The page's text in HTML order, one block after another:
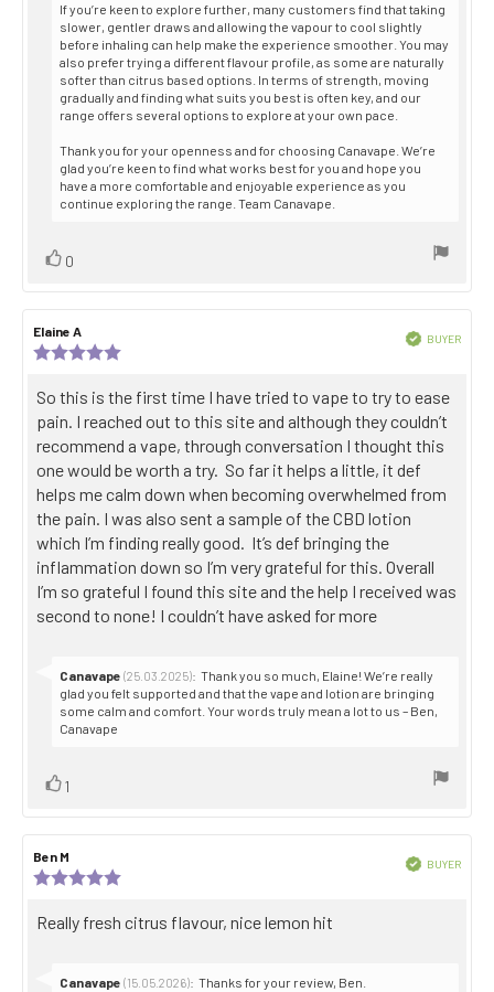
If you’re keen to explore further, many customers find that taking
slower, gentler draws and allowing the vapour to cool slightly
before inhaling can help make the experience smoother. You may
also prefer trying a different flavour profile, as some are naturally
softer than citrus based options. In terms of strength, moving
gradually and finding what suits you best is often key, and our
range offers several options to explore at your own pace.
Thank you for your openness and for choosing Canavape. We’re
glad you’re keen to find what works best for you and hope you
have a more comfortable and enjoyable experience as you
continue exploring the range. Team Canavape.
Vote
0
Review
author:
Elaine A
date:
out
of
5
stars
VerifiedBUYER
Review
text:
So this is the first time I have tried to vape to try to ease
pain. I reached out to this site and although they couldn’t
recommend a vape, through conversation I thought this
one would be worth a try. So far it helps a little, it def
helps me calm down when becoming overwhelmed from
the pain. I was also sent a sample of the CBD lotion
which I’m finding really good. It’s def bringing the
inflammation down so I’m very grateful for this. Overall
I’m so grateful I found this site and the help I received was
second to none! I couldn’t have asked for more
Reply
from:
Canavape (25.03.2025): Thank you so much, Elaine! We’re really
glad you felt supported and that the vape and lotion are bringing
some calm and comfort. Your words truly mean a lot to us – Ben,
Canavape
Vote1
Review
author:
Ben M
date:
out
stars
VerifiedBUYER
Review
Really fresh citrus flavour, nice lemon hit
Reply
Canavape (15.05.2026): Thanks for your review, Ben.